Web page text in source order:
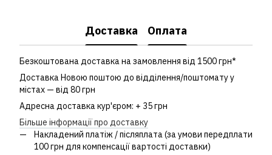
Доставка Оплата
Безкоштована доставка на замовлення від 1500 грн*
Доставка Новою поштою до відділення/поштомату у
містах — від 80 грн
Адресна доставка кур'єром: + 35 грн
Більше інформації про доставку
Накладений платіж / післяплата (за умови передплати
100 грн для компенсації вартості доставки)